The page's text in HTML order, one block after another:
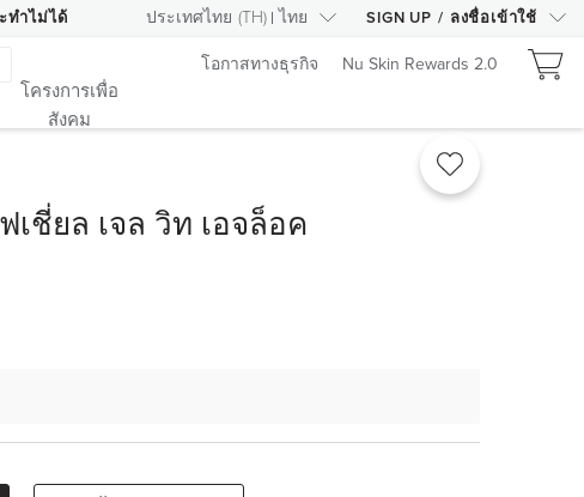
ทำไม่ได้ ประเทศไทย (TH) ไทย SIGN UP / ลงชื่อเข้าใช้
โครงการเพื่อ
สังคม
โอกาสทางธุรกิจ Nu Skin Rewards 2.0
เชี่ยล เจล วิท เอจล็อค